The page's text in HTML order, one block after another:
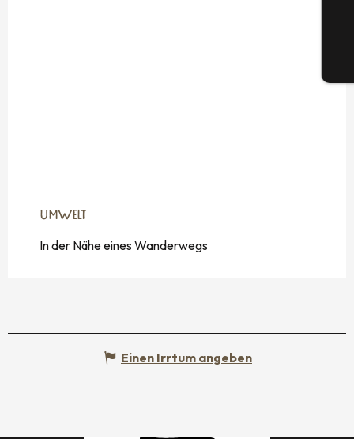
UMWELT
UMWELT
In der Nähe eines Wanderwegs
Einen Irrtum angeben